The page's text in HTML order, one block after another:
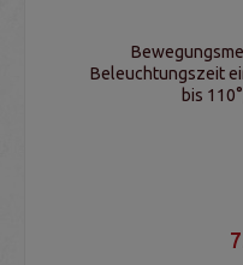
Beleuchtungszeit
bis